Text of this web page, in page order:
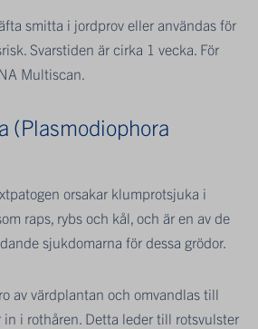
smitta i jordprov eller användas för
Svarstiden är cirka 1 vecka. För
Multiscan.
(Plasmodiophora
orsakar klumprotsjuka i
raps, rybs och kål, och är en av de
sjukdomarna för dessa grödor.
av värdplantan och omvandlas till
in i rothåren. Detta leder till rotsvulster